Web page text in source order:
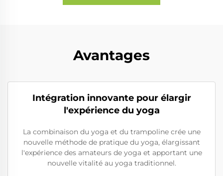
Avantages
Intégration innovante pour élargir
l'expérience du yoga
La combinaison du yoga et du trampoline crée une
nouvelle méthode de pratique du yoga, élargissant
l'expérience des amateurs de yoga et apportant une
nouvelle vitalité au yoga traditionnel.